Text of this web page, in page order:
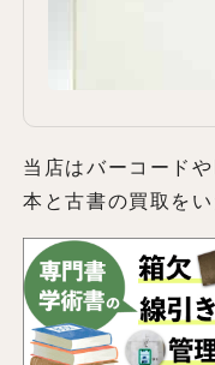
当店はバーコード
本と古書の買取を